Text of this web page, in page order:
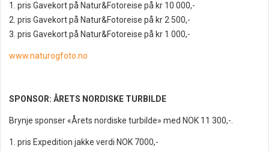
1. pris Gavekort på Natur&Fotoreise på kr 10 000,-
2. pris Gavekort på Natur&Fotoreise på kr 2 500,-
3. pris Gavekort på Natur&Fotoreise på kr 1 000,-
www.naturogfoto.no
SPONSOR: ÅRETS NORDISKE TURBILDE
Brynje sponser «Årets nordiske turbilde» med NOK 11 300,-.
1. pris Expedition jakke verdi NOK 7000,-